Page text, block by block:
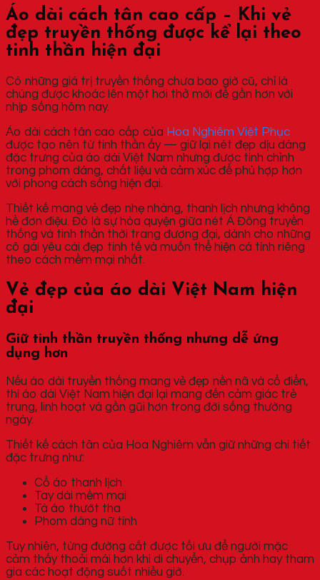
lượng
Áo dài cách tân cao cấp – Khi vẻ
đẹp truyền thống được kể lại theo
tinh thần hiện đại
Có những giá trị truyền thống chưa bao giờ cũ, chỉ là
chúng được khoác lên một hơi thở mới để gần hơn với
nhịp sống hôm nay.
Áo dài cách tân cao cấp của Hoa Nghiêm Việt Phục
được tạo nên từ tinh thần ấy — giữ lại nét đẹp dịu dàng
đặc trưng của áo dài Việt Nam nhưng được tinh chỉnh
trong phom dáng, chất liệu và cảm xúc để phù hợp hơn
với phong cách sống hiện đại.
Thiết kế mang vẻ đẹp nhẹ nhàng, thanh lịch nhưng không
hề đơn điệu. Đó là sự hòa quyện giữa nét Á Đông truyền
thống và tinh thần thời trang đương đại, dành cho những
cô gái yêu cái đẹp tinh tế và muốn thể hiện cá tính riêng
theo cách mềm mại nhất.
Vẻ đẹp của áo dài Việt Nam hiện
đại
Giữ tinh thần truyền thống nhưng dễ ứng
dụng hơn
Nếu áo dài truyền thống mang vẻ đẹp nền nã và cổ điển,
thì áo dài Việt Nam hiện đại lại mang đến cảm giác trẻ
trung, linh hoạt và gần gũi hơn trong đời sống thường
ngày.
Thiết kế cách tân của Hoa Nghiêm vẫn giữ những chi tiết
đặc trưng như:
Cổ áo thanh lịch
Tay dài mềm mại
Tà áo thướt tha
Phom dáng nữ tính
Tuy nhiên, từng đường cắt được tối ưu để người mặc
cảm thấy thoải mái hơn khi di chuyển, chụp ảnh hay tham
gia các hoạt động suốt nhiều giờ.